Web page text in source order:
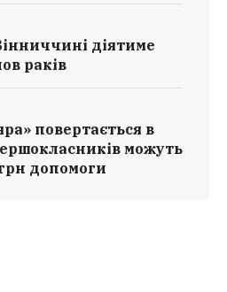
діятиме
раків
повертається в
можуть
допомоги